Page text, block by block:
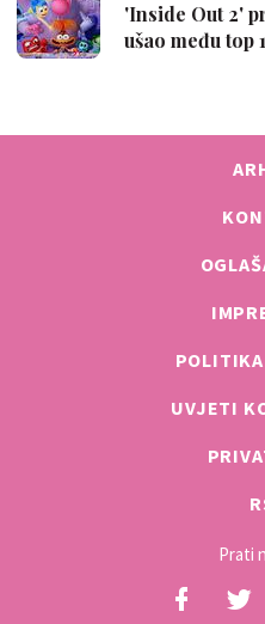
'Inside Out 2'
ušao među top
UVJETI
Prati